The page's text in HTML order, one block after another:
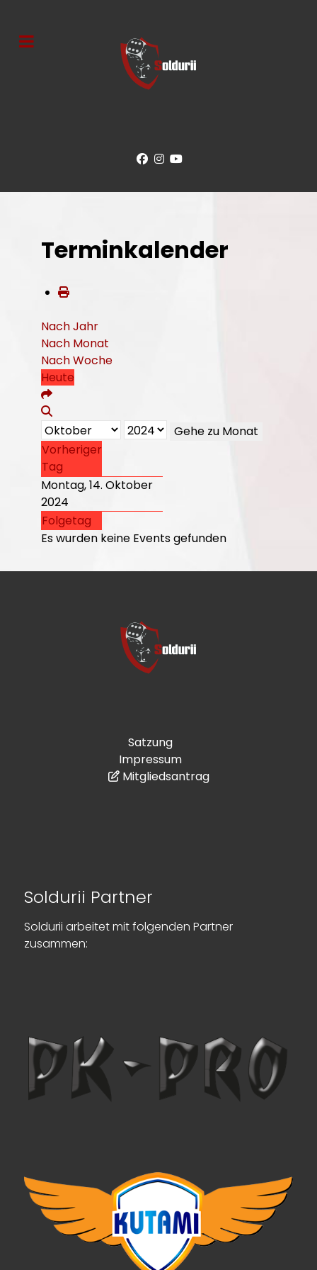
Terminkalender
Nach Jahr
Nach Monat
Nach Woche
Heute
Gehe zu Monat
Vorheriger
Tag
Montag, 14. Oktober
2024
Folgetag
Es wurden keine Events gefunden
Satzung
Impressum
Mitgliedsantrag
Soldurii Partner
Soldurii arbeitet mit folgenden Partner
zusammen: